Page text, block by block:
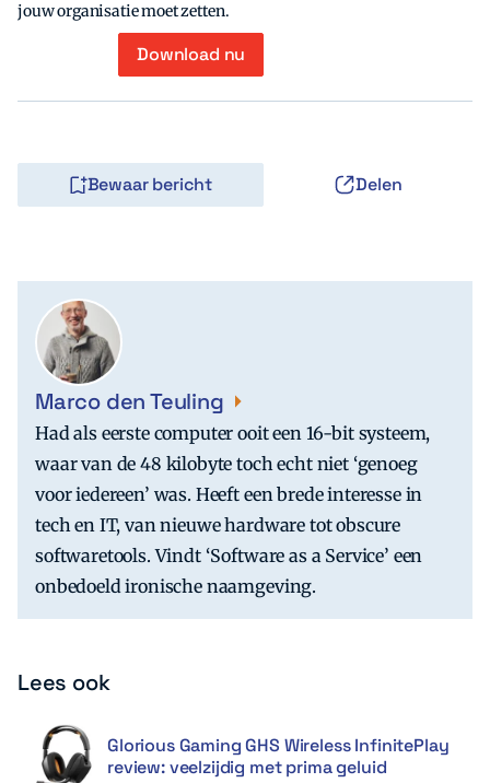
jouw organisatie moet zetten.
Download nu
Bewaar bericht Delen
Marco den Teuling
Had als eerste computer ooit een 16-bit systeem,
waar van de 48 kilobyte toch echt niet ‘genoeg
voor iedereen’ was. Heeft een brede interesse in
tech en IT, van nieuwe hardware tot obscure
softwaretools. Vindt ‘Software as a Service’ een
onbedoeld ironische naamgeving.
Lees ook
Glorious Gaming GHS Wireless InfinitePlay
review: veelzijdig met prima geluid